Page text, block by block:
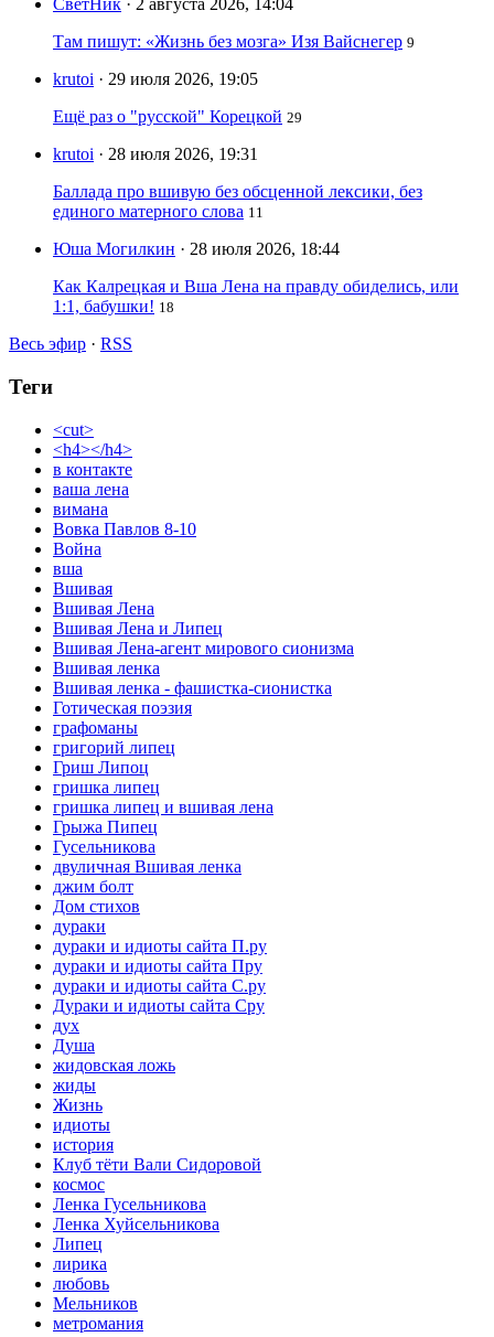
СветНик · 2 августа 2026, 14:04
Там пишут: «Жизнь без мозга» Изя Вайснегер 9
krutoi · 29 июля 2026, 19:05
Ещё раз о "русской" Корецкой 29
krutoi · 28 июля 2026, 19:31
Баллада про вшивую без обсценной лексики, без
единого матерного слова 11
Юша Могилкин · 28 июля 2026, 18:44
Как Калрецкая и Вша Лена на правду обиделись, или
1:1, бабушки! 18
Весь эфир · RSS
Теги
<cut>
<h4></h4>
в контакте
ваша лена
вимана
Вовка Павлов 8-10
Война
вша
Вшивая
Вшивая Лена
Вшивая Лена и Липец
Вшивая Лена-агент мирового сионизма
Вшивая ленка
Вшивая ленка - фашистка-сионистка
Готическая поэзия
графоманы
григорий липец
Гриш Липоц
гришка липец
гришка липец и вшивая лена
Грыжа Пипец
Гусельникова
двуличная Вшивая ленка
джим болт
Дом стихов
дураки
дураки и идиоты сайта П.ру
дураки и идиоты сайта Пру
дураки и идиоты сайта С.ру
Дураки и идиоты сайта Сру
дух
Душа
жидовская ложь
жиды
Жизнь
идиоты
история
Клуб тёти Вали Сидоровой
космос
Ленка Гусельникова
Ленка Хуйсельникова
Липец
лирика
любовь
Мельников
метромания